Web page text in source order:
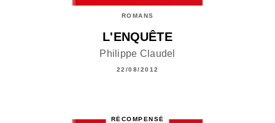
ROMANS
L'ENQUÊTE
Philippe Claudel
22/08/2012
RÉCOMPENSÉ